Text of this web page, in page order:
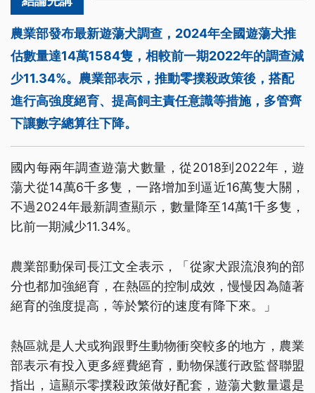
農業部發布最新遊蕩犬調查，2024年全國遊蕩犬推
估數量達14萬1584隻，相較前一期2022年的調查減
少11.34%。農業部表示，推動零撲殺政策後，搭配
進行高強度絕育、提高飼主責任意識等措施，多管齊
下讓數字總算往下降。
國內每兩年調查遊蕩犬數量，從2018到2022年，遊
蕩犬從14萬6千多隻，一路增加到逼近16萬隻大關，
不過2024年最新調查顯示，數量降至14萬1千多隻，
比前一期減少11.34%。
農業部動保司長江文全表示，「從家犬跟流浪狗的部
分也都加強絕育，在熱區的控制成效，慢慢因為隨著
絕育的強度提高，等於繁衍的速度有降下來。」
熱區就是人犬或狗跟野生動物衝突較多的地方，農業
部表示有投入更多經費絕育，動物保護行政監督聯盟
指出，這顯示零撲殺政策做好配套，遊蕩犬數量還是